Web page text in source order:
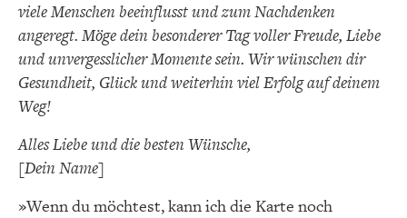
viele Menschen beeinflusst und zum Nachdenken
angeregt. Möge dein besonderer Tag voller Freude, Liebe
und unvergesslicher Momente sein. Wir wünschen dir
Gesundheit, Glück und weiterhin viel Erfolg auf deinem
Weg!
Alles Liebe und die besten Wünsche,
[Dein Name]
»Wenn du möchtest, kann ich die Karte noch